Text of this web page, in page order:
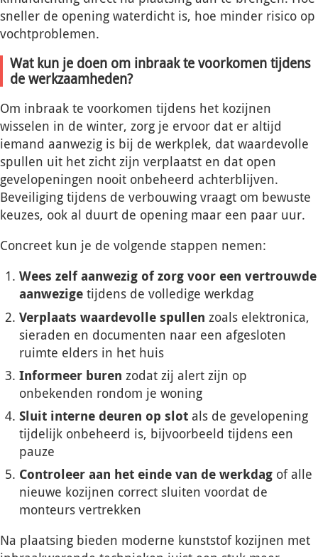
sneller de opening waterdicht is, hoe minder risico op
vochtproblemen.
Wat kun je doen om inbraak te voorkomen tijdens
de werkzaamheden?
Om inbraak te voorkomen tijdens het kozijnen
wisselen in de winter, zorg je ervoor dat er altijd
iemand aanwezig is bij de werkplek, dat waardevolle
spullen uit het zicht zijn verplaatst en dat open
gevelopeningen nooit onbeheerd achterblijven.
Beveiliging tijdens de verbouwing vraagt om bewuste
keuzes, ook al duurt de opening maar een paar uur.
Concreet kun je de volgende stappen nemen:
Wees zelf aanwezig of zorg voor een vertrouwde
aanwezige tijdens de volledige werkdag
Verplaats waardevolle spullen zoals elektronica,
sieraden en documenten naar een afgesloten
ruimte elders in het huis
Informeer buren zodat zij alert zijn op
onbekenden rondom je woning
Sluit interne deuren op slot als de gevelopening
tijdelijk onbeheerd is, bijvoorbeeld tijdens een
pauze
Controleer aan het einde van de werkdag of alle
nieuwe kozijnen correct sluiten voordat de
monteurs vertrekken
Na plaatsing bieden moderne kunststof kozijnen met